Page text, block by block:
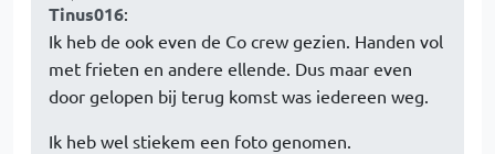
Tinus016:
Ik heb de ook even de Co crew gezien. Handen vol
met frieten en andere ellende. Dus maar even
door gelopen bij terug komst was iedereen weg.
Ik heb wel stiekem een foto genomen.